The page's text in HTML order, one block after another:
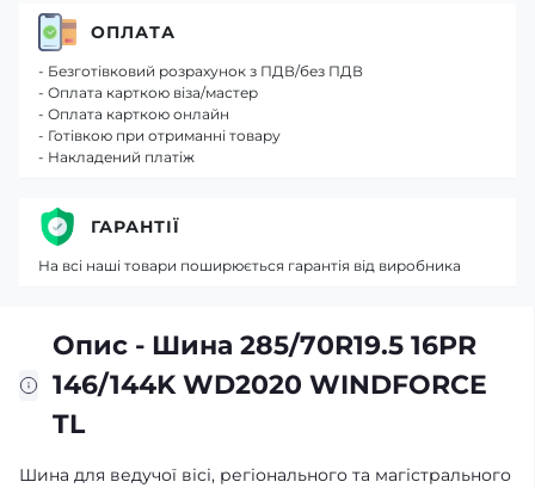
Опис - Шина 285/70R19.5 16PR
146/144K WD2020 WINDFORCE
TL
Шина для ведучої вісі, регіонального та магістрального
ОПЛАТА
- Безготівковий розрахунок з ПДВ/без ПДВ
- Оплата карткою віза/мастер
- Оплата карткою онлайн
- Готівкою при отриманні товару
- Накладений платіж
ГАРАНТІЇ
На всі наші товари поширюється гарантія від виробника